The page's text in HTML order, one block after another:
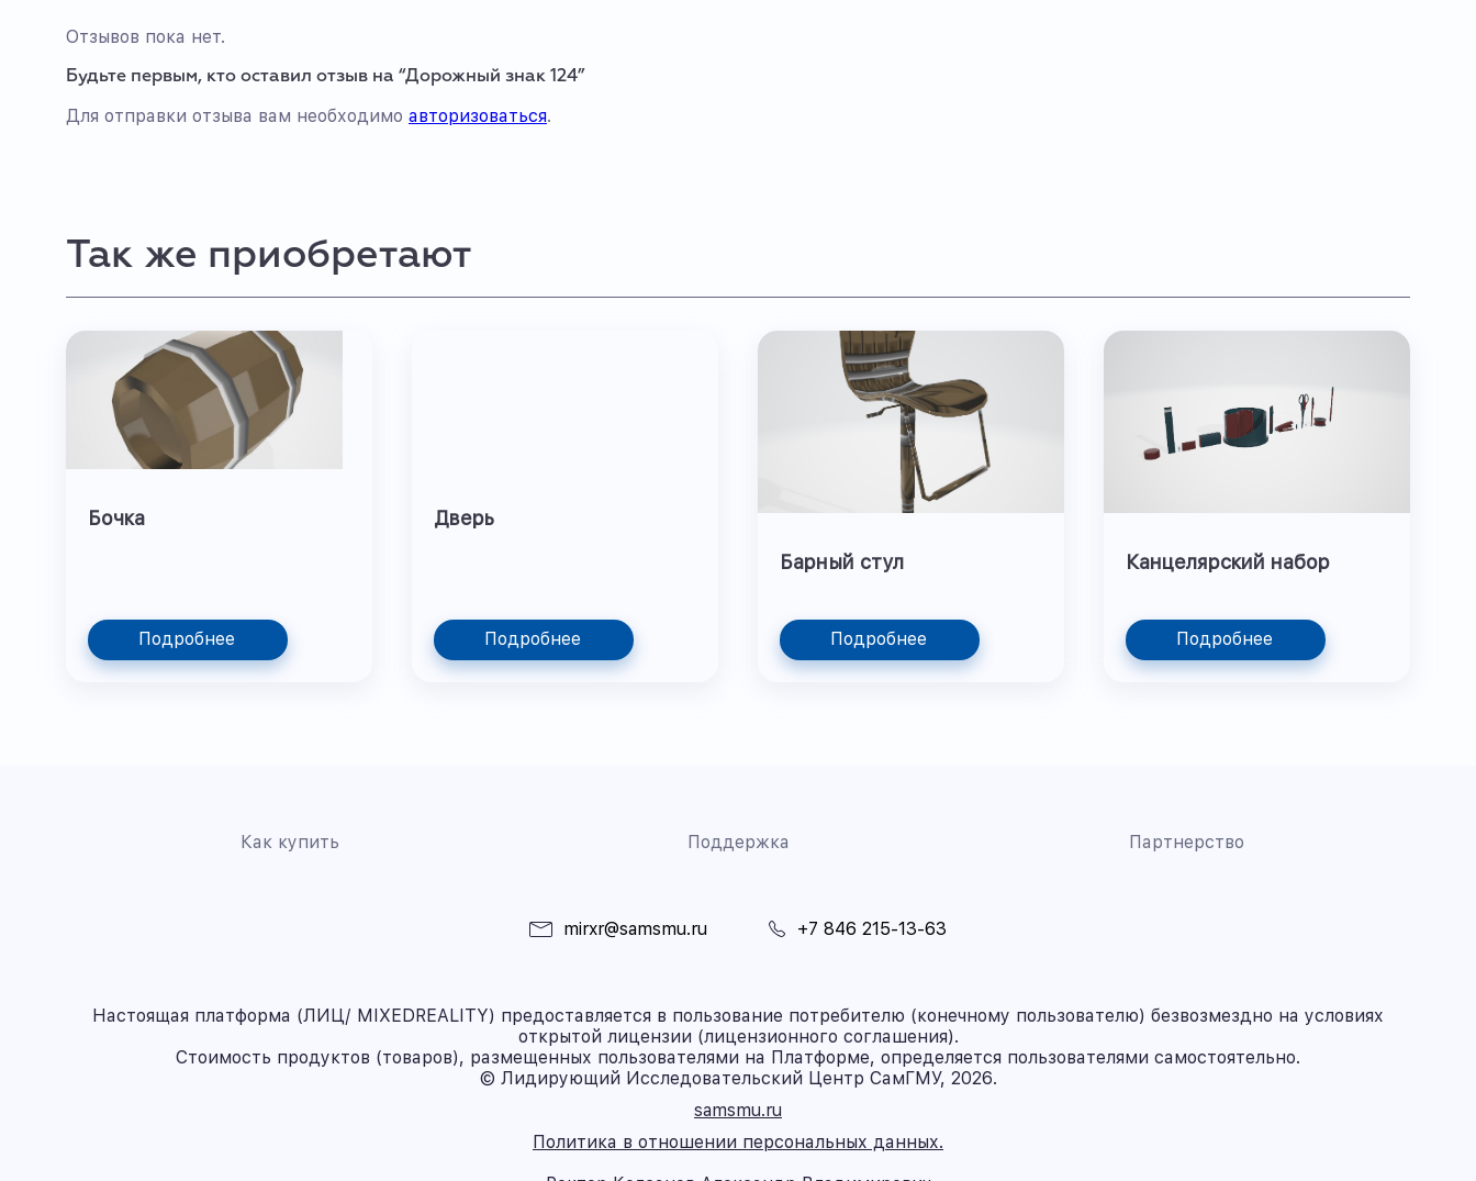
Отзывов пока нет.
Будьте первым, кто оставил отзыв на “Дорожный знак 124”
Для отправки отзыва вам необходимо авторизоваться.
Так же приобретают
Бочка
Подробнее
Дверь
Подробнее
Барный стул
Подробнее
Канцелярский набор
Подробнее
Как купить Поддержка Партнерство
mirxr@samsmu.ru +7 846 215-13-63
Настоящая платформа (ЛИЦ/ MIXEDREALITY) предоставляется в пользование потребителю (конечному пользователю) безвозмездно на условиях
открытой лицензии (лицензионного соглашения).
Стоимость продуктов (товаров), размещенных пользователями на Платформе, определяется пользователями самостоятельно.
© Лидирующий Исследовательский Центр СамГМУ, 2026.
samsmu.ru
Политика в отношении персональных данных.